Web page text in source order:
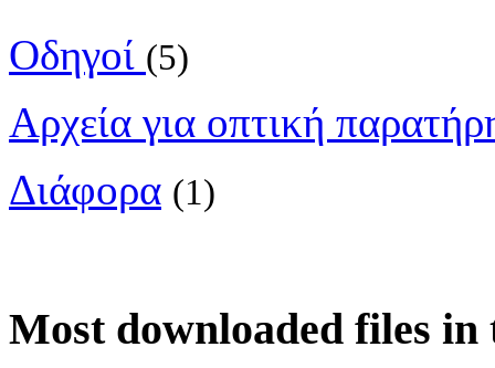
Οδηγοί (5)
Αρχεία για οπτική
Διάφορα (1)
Most downloaded files in